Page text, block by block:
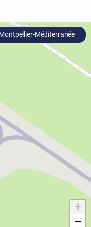
+
−
Méditerranée